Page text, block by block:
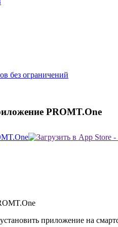
без ограничений
PROMT.One
приложение на